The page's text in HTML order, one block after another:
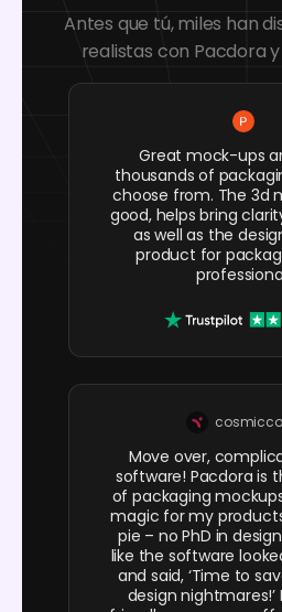
Antes que tú, miles han
realistas con Pacdora
Great mock-ups
thousands of
choose from. The 3d
good, helps bring
as well as the
product for
Move over,
software! Pacdora is
of packaging
magic for my
pie – no PhD in
like the software
and said, ‘Time to
design nightmares!’